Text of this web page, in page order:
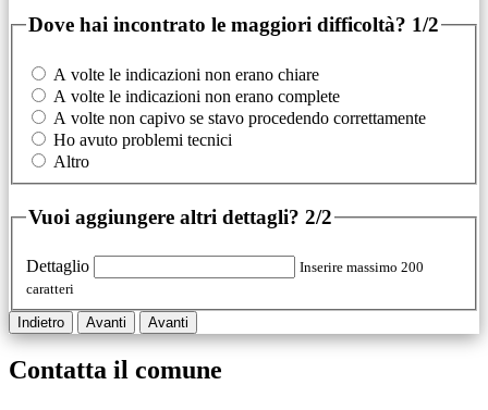
Dove hai incontrato le maggiori difficoltà? 1/2
A volte le indicazioni non erano chiare
A volte le indicazioni non erano complete
A volte non capivo se stavo procedendo correttamente
Ho avuto problemi tecnici
Altro
Vuoi aggiungere altri dettagli? 2/2
Dettaglio
Inserire massimo 200
caratteri
Indietro Avanti Avanti
Contatta il comune